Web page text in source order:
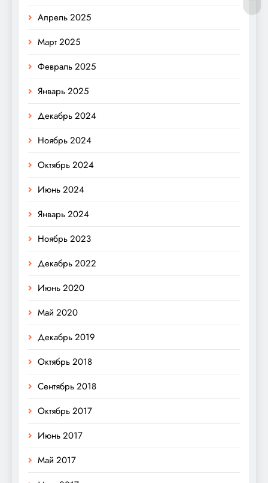
Апрель 2025
Март 2025
Февраль 2025
Январь 2025
Декабрь 2024
Ноябрь 2024
Октябрь 2024
Июнь 2024
Январь 2024
Ноябрь 2023
Декабрь 2022
Июнь 2020
Май 2020
Декабрь 2019
Октябрь 2018
Сентябрь 2018
Октябрь 2017
Июнь 2017
Май 2017